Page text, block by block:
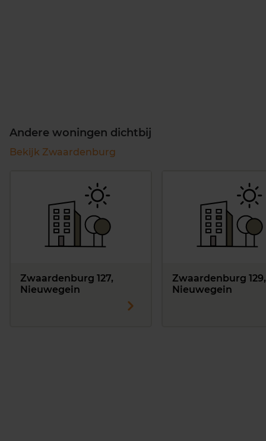
Andere woningen dichtbij
Bekijk Zwaardenburg
Zwaardenburg 127,
Nieuwegein
Zwaardenburg 129,
Nieuwegein